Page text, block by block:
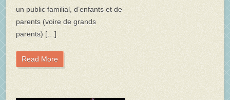
un public familial, d’enfants et de
parents (voire de grands
parents) […]
Read More